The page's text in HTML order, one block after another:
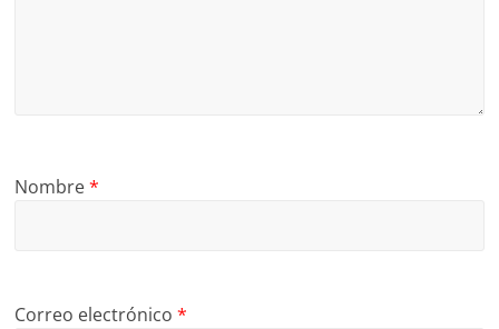
Nombre*
Correo electrónico*